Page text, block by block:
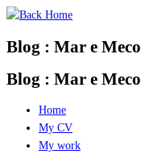
Skip
content
Blog : Mar e Meco
Blog : Mar e Meco
Home
My CV
My work